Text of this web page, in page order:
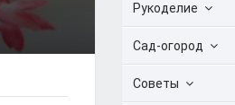
Рукоделие
Сад-огород
Советы